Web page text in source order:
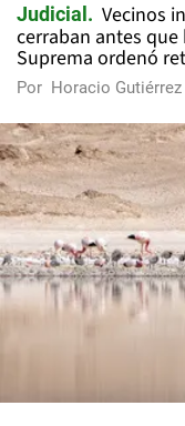
Judicial
Vecinos
cerraban antes
Suprema ordenó
Por Horacio